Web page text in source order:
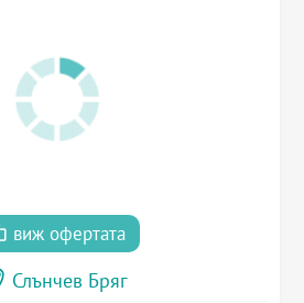
виж офертата
Слънчев Бряг